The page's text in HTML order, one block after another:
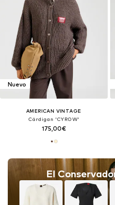
Nuevo
AMERICAN VINTAGE
Cárdigan 'CYROW'
175,00€
El